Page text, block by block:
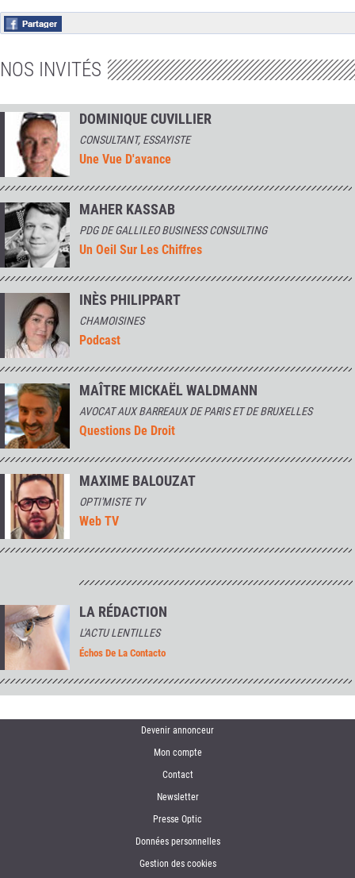
NOS INVITÉS
DOMINIQUE CUVILLIER
CONSULTANT, ESSAYISTE
Une Vue D'avance
MAHER KASSAB
PDG DE GALLILEO BUSINESS CONSULTING
Un Oeil Sur Les Chiffres
INÈS PHILIPPART
CHAMOISINES
Podcast
MAÎTRE MICKAËL WALDMANN
AVOCAT AUX BARREAUX DE PARIS ET DE BRUXELLES
Questions De Droit
MAXIME BALOUZAT
OPTI'MISTE TV
Web TV
LA RÉDACTION
L'ACTU LENTILLES
Échos De La Contacto
Devenir annonceur
Mon compte
Contact
Newsletter
Presse Optic
Données personnelles
Gestion des cookies